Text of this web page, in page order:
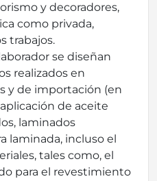
y decoradores,
como privada,
trabajos.
se diseñan
realizados en
y de importación (en
de aceite
laminados
laminada, incluso el
tales como, el
para el revestimiento